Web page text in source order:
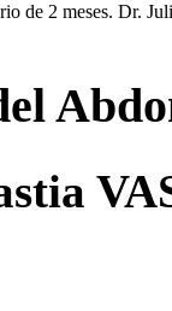
de 2 meses. Dr.